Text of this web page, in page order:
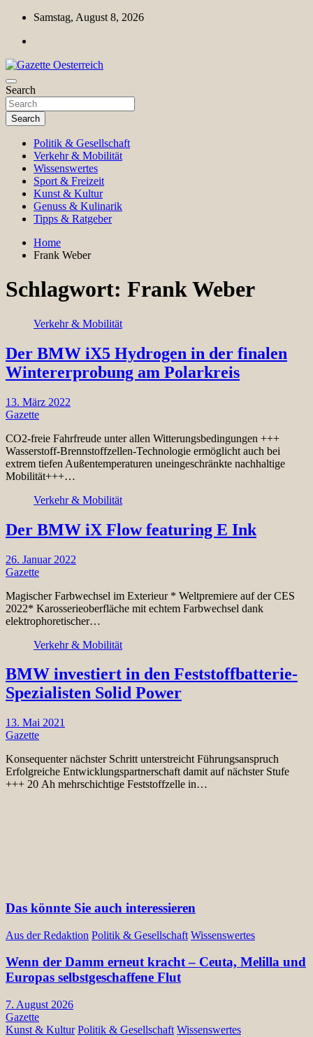
Skip
content
Samstag, August 8, 2026
Gazette Oesterreich
Magazin für Freizeit, Politik, Kultur & Wissenschaft
Search
Search
Politik & Gesellschaft
Verkehr & Mobilität
Wissenswertes
Sport & Freizeit
Kunst & Kultur
Genuss & Kulinarik
Tipps & Ratgeber
Home
Frank Weber
Schlagwort: Frank Weber
Verkehr & Mobilität
Der BMW iX5 Hydrogen in der finalen
Wintererprobung am Polarkreis
13. März 2022
Gazette
CO2-freie Fahrfreude unter allen Witterungsbedingungen +++
Wasserstoff-Brennstoffzellen-Technologie ermöglicht auch bei
extrem tiefen Außentemperaturen uneingeschränkte nachhaltige
Mobilität+++…
Verkehr & Mobilität
Der BMW iX Flow featuring E Ink
26. Januar 2022
Gazette
Magischer Farbwechsel im Exterieur * Weltpremiere auf der CES
2022* Karosserieoberfläche mit echtem Farbwechsel dank
elektrophoretischer…
Verkehr & Mobilität
BMW investiert in den Feststoffbatterie-
Spezialisten Solid Power
13. Mai 2021
Gazette
Konsequenter nächster Schritt unterstreicht Führungsanspruch
Erfolgreiche Entwicklungspartnerschaft damit auf nächster Stufe
+++ 20 Ah mehrschichtige Feststoffzelle in…
Das könnte Sie auch interessieren
Aus der Redaktion Politik & Gesellschaft Wissenswertes
Wenn der Damm erneut kracht – Ceuta, Melilla und
Europas selbstgeschaffene Flut
7. August 2026
Gazette
Kunst & Kultur Politik & Gesellschaft Wissenswertes